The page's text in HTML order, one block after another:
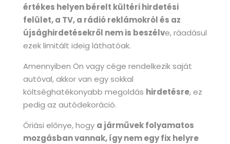
értékes helyen bérelt kültéri hirdetési
felület, a TV, a rádió reklámokról és az
újsághirdetésekről nem is beszélve, ráadásul
ezek limitált ideig láthatóak.
Amennyiben Ön vagy cége rendelkezik saját
autóval, akkor van egy sokkal
költséghatékonyabb megoldás hirdetésre, ez
pedig az autódekoráció.
Óriási előnye, hogy a járművek folyamatos
mozgásban vannak, így nem egy fix helyre